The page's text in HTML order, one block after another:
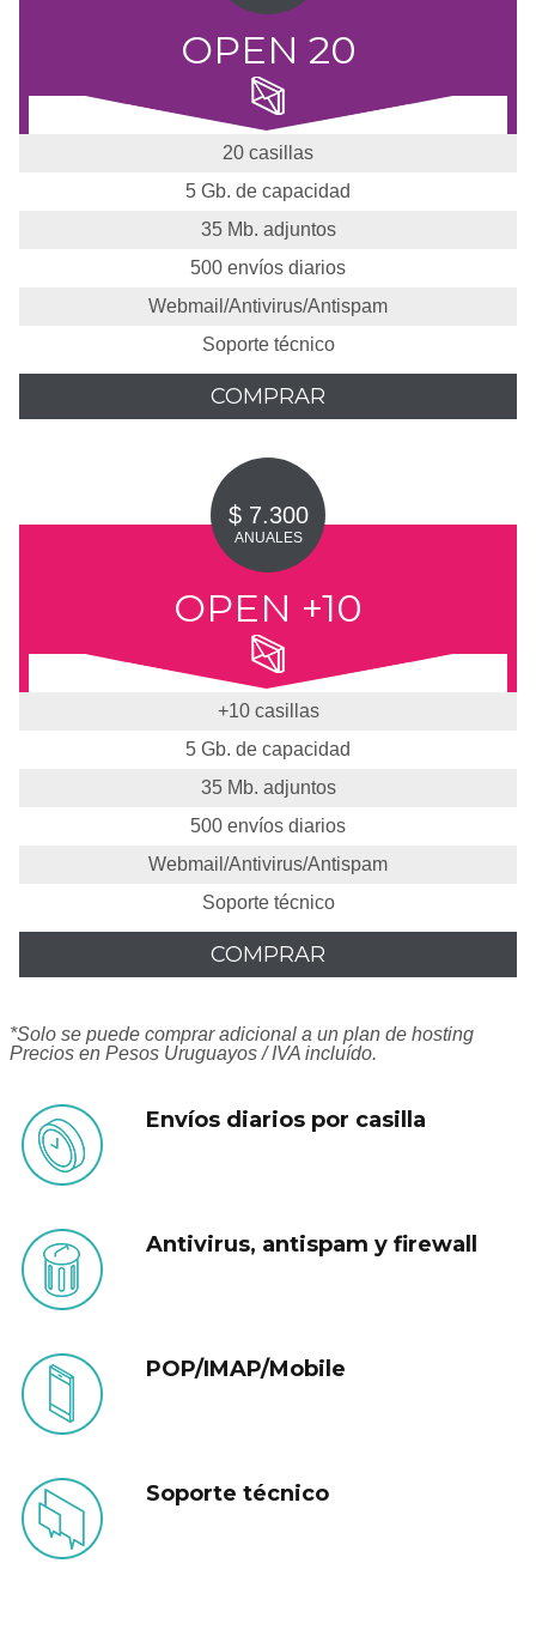
OPEN 20
20 casillas
5 Gb. de capacidad
35 Mb. adjuntos
500 envíos diarios
Webmail/Antivirus/Antispam
Soporte técnico
COMPRAR
$ 7.300
ANUALES
OPEN +10
+10 casillas
5 Gb. de capacidad
35 Mb. adjuntos
500 envíos diarios
Webmail/Antivirus/Antispam
Soporte técnico
COMPRAR
*Solo se puede comprar adicional a un plan de hosting
Precios en Pesos Uruguayos / IVA incluído.
Envíos diarios por casilla
Antivirus, antispam y firewall
POP/IMAP/Mobile
Soporte técnico